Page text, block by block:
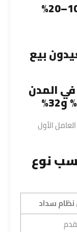
بيع
في المدن
الأول
نوع
سداد